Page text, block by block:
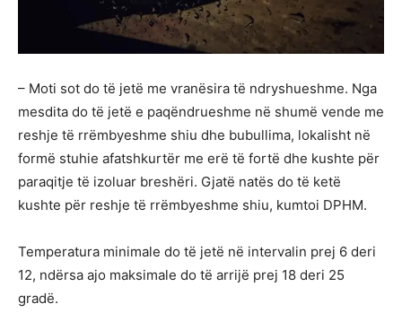
– Moti sot do të jetë me vranësira të ndryshueshme. Nga
mesdita do të jetë e paqëndrueshme në shumë vende me
reshje të rrëmbyeshme shiu dhe bubullima, lokalisht në
formë stuhie afatshkurtër me erë të fortë dhe kushte për
paraqitje të izoluar breshëri. Gjatë natës do të ketë
kushte për reshje të rrëmbyeshme shiu, kumtoi DPHM.
Temperatura minimale do të jetë në intervalin prej 6 deri
12, ndërsa ajo maksimale do të arrijë prej 18 deri 25
gradë.